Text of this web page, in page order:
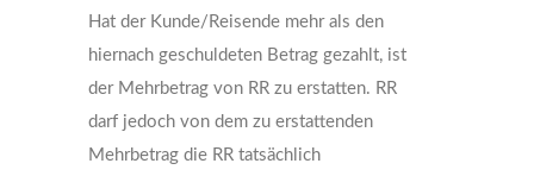
Hat der Kunde/Reisende mehr als den
hiernach geschuldeten Betrag gezahlt, ist
der Mehrbetrag von RR zu erstatten. RR
darf jedoch von dem zu erstattenden
Mehrbetrag die RR tatsächlich